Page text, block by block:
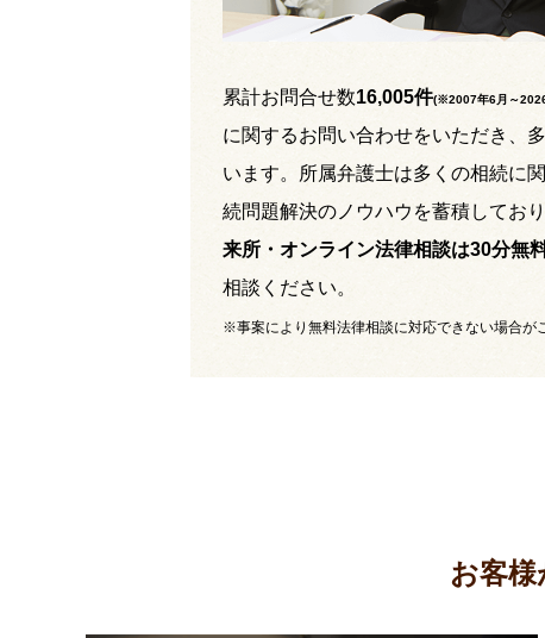
累計お問合せ数16,005件(※2007年6月～
に関するお問い合わせをいただき、
います。所属弁護士は多くの相続に
続問題解決のノウハウを蓄積しており
来所・オンライン法律相談は30分無
相談ください。
※事案により無料法律相談に対応できない場合が
お客